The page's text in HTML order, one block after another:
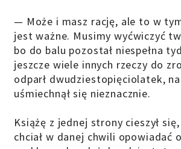
— Może i masz rację, ale to w
jest ważne. Musimy wyćwiczyć
bo do balu pozostał niespełna
jeszcze wiele innych rzeczy do
odparł dwudziestopięciolatek,
uśmiechnął się nieznacznie.
Książę z jednej strony cieszył
chciał w danej chwili opowiadać